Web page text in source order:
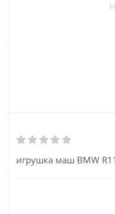
игрушка маш BMW